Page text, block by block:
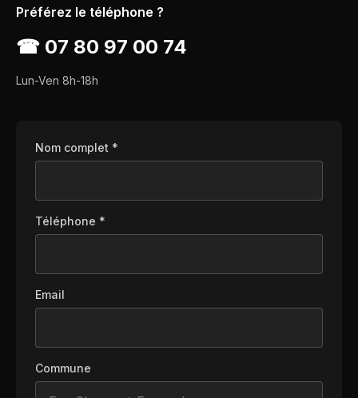
Préférez le téléphone ?
☎ 07 80 97 00 74
Lun-Ven 8h-18h
Nom complet *
Téléphone *
Email
Commune